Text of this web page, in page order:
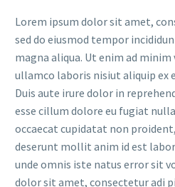
Lorem ipsum dolor sit amet,
sed do eiusmod tempor
magna aliqua. Ut enim ad
ullamco laboris nisiut aliquip ex
Duis aute irure dolor in
esse cillum dolore eu fugiat
occaecat cupidatat non
deserunt mollit anim id est
unde omnis iste natus error sit
dolor sit amet, consectetur adi